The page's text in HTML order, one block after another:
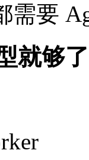
需要
就够了